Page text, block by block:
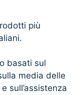
più
basati sul
media delle
sull’assistenza